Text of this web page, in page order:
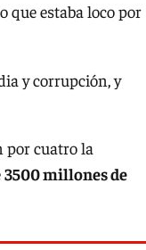
que estaba loco por
y corrupción, y
por cuatro la
3500 millones de